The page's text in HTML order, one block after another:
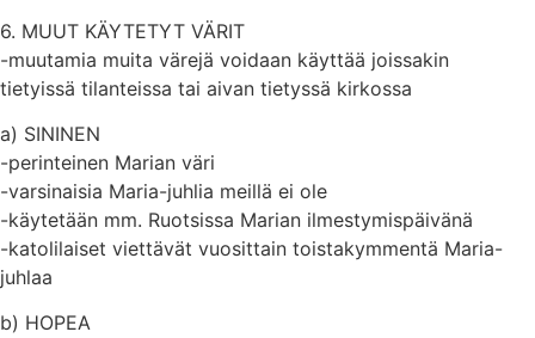
6. MUUT KÄYTETYT VÄRIT
-muutamia muita värejä voidaan käyttää joissakin
tietyissä tilanteissa tai aivan tietyssä kirkossa
a) SININEN
-perinteinen Marian väri
-varsinaisia Maria-juhlia meillä ei ole
-käytetään mm. Ruotsissa Marian ilmestymispäivänä
-katolilaiset viettävät vuosittain toistakymmentä Maria-
juhlaa
b) HOPEA